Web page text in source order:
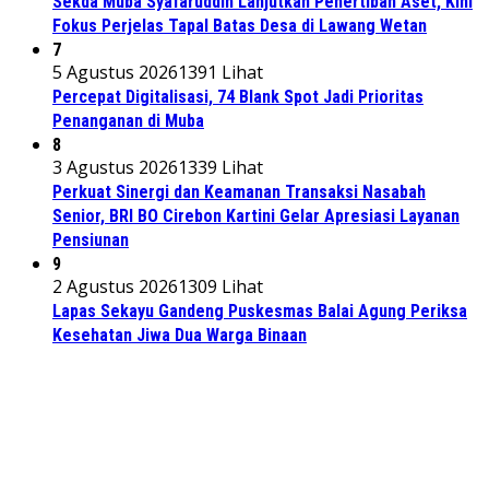
Fokus Perjelas Tapal Batas Desa di Lawang Wetan
7
5 Agustus 20261391 Lihat
Percepat Digitalisasi, 74 Blank Spot Jadi Prioritas
Penanganan di Muba
8
3 Agustus 20261339 Lihat
Perkuat Sinergi dan Keamanan Transaksi Nasabah
Senior, BRI BO Cirebon Kartini Gelar Apresiasi Layanan
Pensiunan
9
2 Agustus 20261309 Lihat
Lapas Sekayu Gandeng Puskesmas Balai Agung Periksa
Kesehatan Jiwa Dua Warga Binaan